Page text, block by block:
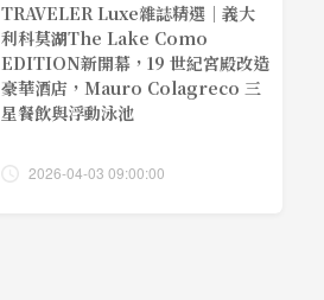
TRAVELER Luxe雜誌精選｜義大
利科莫湖The Lake Como
EDITION新開幕，19 世紀宮殿改造
豪華酒店，Mauro Colagreco 三
星餐飲與浮動泳池
2026-04-03 09:00:00